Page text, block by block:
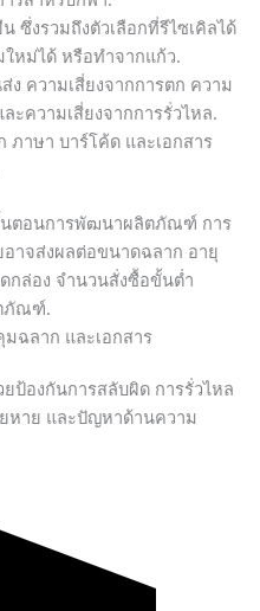
ซึ่งรวมถึงตัวเลือกที่รีไซเคิลได้
ใหม่ได้ หรือทำจากแก้ว.
ความเสี่ยงจากการตก ความ
ะความเสี่ยงจากการรั่วไหล.
ภาษา บาร์โค้ด และเอกสาร
ตอนการพัฒนาผลิตภัณฑ์ การ
าจส่งผลต่อขนาดฉลาก อายุ
กล่อง จำนวนสั่งซื้อขั้นต่ำ
ภัณฑ์.
ฉลาก และเอกสาร
องกันการสลับผิด การรั่วไหล
หาย และปัญหาด้านความ